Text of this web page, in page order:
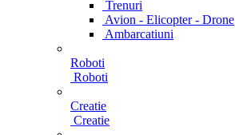
Trenuri
Avion - Elicopter - Drone
Ambarcatiuni
Roboti
Roboti
Creatie
Creatie